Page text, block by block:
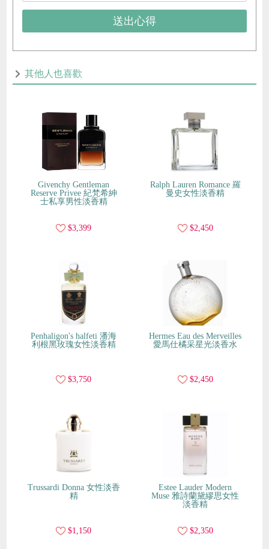
送出心得
其他人也喜歡
Givenchy Gentleman
Reserve Privee 紀梵希紳
士私享男性淡香精
$3,399
Ralph Lauren Romance 羅
曼史女性淡香精
$2,450
Penhaligon's halfeti 潘海
利根黑玫瑰女性淡香精
$3,750
Hermes Eau des Merveilles
愛馬仕橘采星光淡香水
$2,450
Trussardi Donna 女性淡香
精
$1,150
Estee Lauder Modern
Muse 雅詩蘭黛繆思女性
淡香精
$2,350